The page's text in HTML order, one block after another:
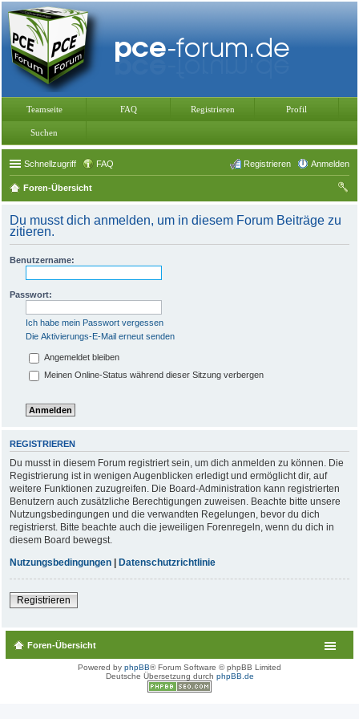
Teamseite FAQ Registrieren Profil
Suchen
Schnellzugriff FAQ Anmelden
Registrieren
Foren-Übersicht
he
Du musst dich anmelden, um in diesem Forum Beiträge zu
zitieren.
Benutzername:
Passwort:
Ich habe mein Passwort vergessen
Die Aktivierungs-E-Mail erneut senden
Angemeldet bleiben
Meinen Online-Status während dieser Sitzung verbergen
REGISTRIEREN
Du musst in diesem Forum registriert sein, um dich anmelden zu können. Die
Registrierung ist in wenigen Augenblicken erledigt und ermöglicht dir, auf
weitere Funktionen zuzugreifen. Die Board-Administration kann registrierten
Benutzern auch zusätzliche Berechtigungen zuweisen. Beachte bitte unsere
Nutzungsbedingungen und die verwandten Regelungen, bevor du dich
registrierst. Bitte beachte auch die jeweiligen Forenregeln, wenn du dich in
diesem Board bewegst.
Nutzungsbedingungen | Datenschutzrichtlinie
Registrieren
Foren-Übersicht
Powered by phpBB® Forum Software © phpBB Limited
Deutsche Übersetzung durch phpBB.de